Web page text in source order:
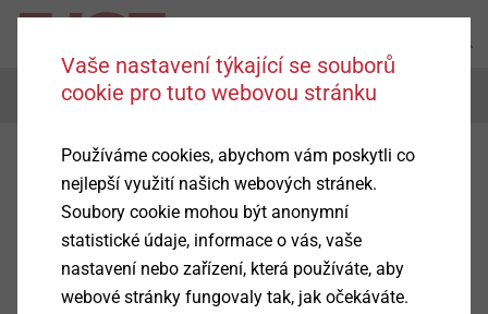
Menu
Vaše nastavení týkající se souborů
cookie pro tuto webovou stránku
Používáme cookies, abychom vám poskytli co
nejlepší využití našich webových stránek.
Soubory cookie mohou být anonymní
statistické údaje, informace o vás, vaše
nastavení nebo zařízení, která používáte, aby
webové stránky fungovaly tak, jak očekáváte.